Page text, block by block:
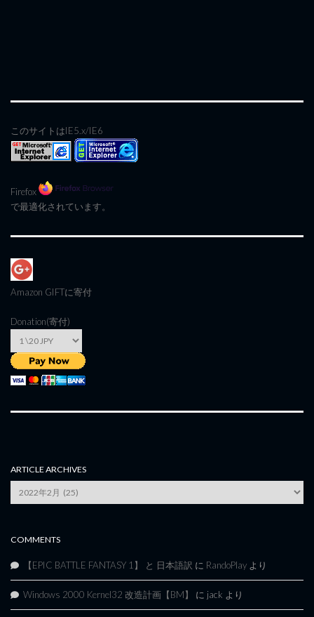
このサイトはIE5.x/IE6
Firefox
で最適化されています。
Amazon GIFTに寄付
Donation(寄付)
ARTICLE ARCHIVES
Archives
COMMENTS
【EPIC BATTLE FANTASY 1】 と 日本語訳 に RandoPlay より
Windows 2000 Kernel32 改造計画【BM】 に jack より